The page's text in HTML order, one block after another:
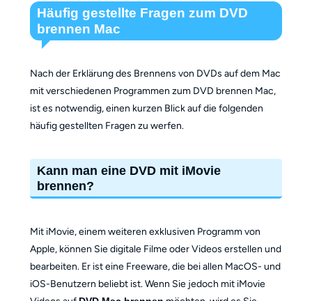
Häufig gestellte Fragen zum DVD
brennen Mac
Nach der Erklärung des Brennens von DVDs auf dem Mac
mit verschiedenen Programmen zum DVD brennen Mac,
ist es notwendig, einen kurzen Blick auf die folgenden
häufig gestellten Fragen zu werfen.
Kann man eine DVD mit iMovie
brennen?
Mit iMovie, einem weiteren exklusiven Programm von
Apple, können Sie digitale Filme oder Videos erstellen und
bearbeiten. Er ist eine Freeware, die bei allen MacOS- und
iOS-Benutzern beliebt ist. Wenn Sie jedoch mit iMovie